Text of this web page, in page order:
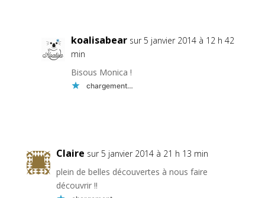
koalisabear sur 5 janvier 2014 à 12 h 42
min
Bisous Monica !
chargement…
Claire sur 5 janvier 2014 à 21 h 13 min
plein de belles découvertes à nous faire
découvrir !!